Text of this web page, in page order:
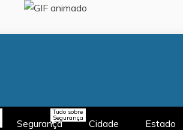
Segurança
Tudo sobre
Segurança Cidade Estado